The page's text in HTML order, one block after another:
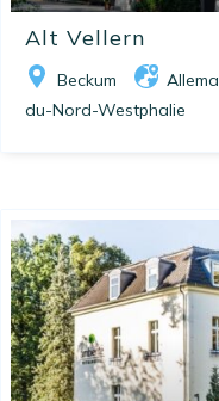
Alt Vellern
Beckum
du-Nord-Westphalie